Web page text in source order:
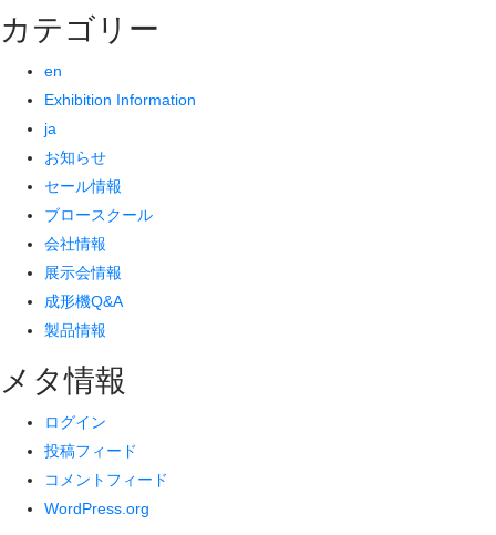
カテゴリー
en
Exhibition Information
ja
お知らせ
セール情報
ブロースクール
会社情報
展示会情報
成形機Q&A
製品情報
メタ情報
ログイン
投稿フィード
コメントフィード
WordPress.org